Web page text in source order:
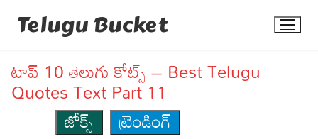
Telugu Bucket
టాప్ 10 తెలుగు కోట్స్ – Best Telugu
Quotes Text Part 11
జోక్స్
ట్రెండింగ్